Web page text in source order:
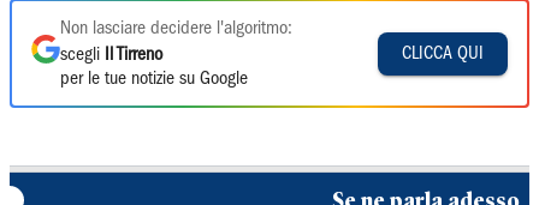
Non lasciare decidere l'algoritmo:
scegli
Il Tirreno
per le tue notizie su Google
CLICCA QUI